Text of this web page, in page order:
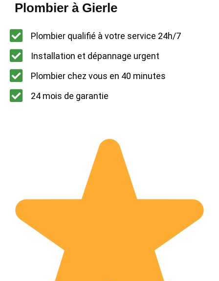
Plombier à Gierle
Plombier qualifié à votre service 24h/7
Installation et dépannage urgent
Plombier chez vous en 40 minutes
24 mois de garantie